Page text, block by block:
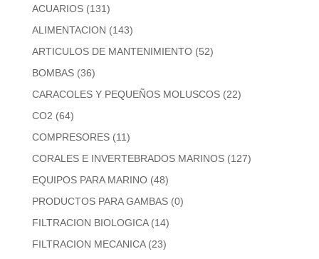
ACUARIOS (131)
ALIMENTACION (143)
ARTICULOS DE MANTENIMIENTO (52)
BOMBAS (36)
CARACOLES Y PEQUEÑOS MOLUSCOS (22)
CO2 (64)
COMPRESORES (11)
CORALES E INVERTEBRADOS MARINOS (127)
EQUIPOS PARA MARINO (48)
PRODUCTOS PARA GAMBAS (0)
FILTRACION BIOLOGICA (14)
FILTRACION MECANICA (23)